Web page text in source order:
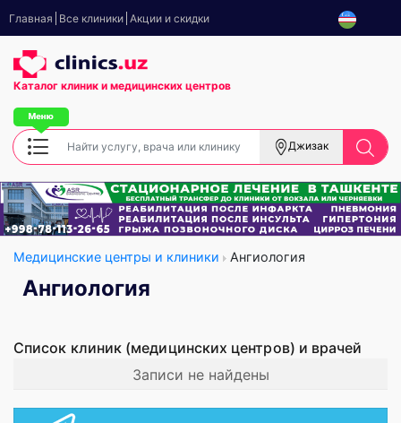
Главная Все клиники Акции и скидки
Каталог клиник и медицинских центров
Джизак
Медицинские центры и клиники Ангиология
Ангиология
Список клиник (медицинских центров) и врачей
Записи не найдены